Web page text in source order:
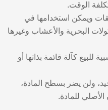
ويمكن استخدامها في
البحرية والأعشاب وغيرها
للبيع كآلة قائمة بذاتها أو
جيد، ولن يضر بسطح المادة،
للمادة.